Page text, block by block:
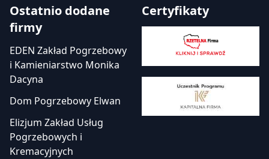
Ostatnio dodane
firmy
EDEN Zakład Pogrzebowy
i Kamieniarstwo Monika
Dacyna
Dom Pogrzebowy Elwan
Elizjum Zakład Usług
Pogrzebowych i
Kremacyjnych
Certyfikaty